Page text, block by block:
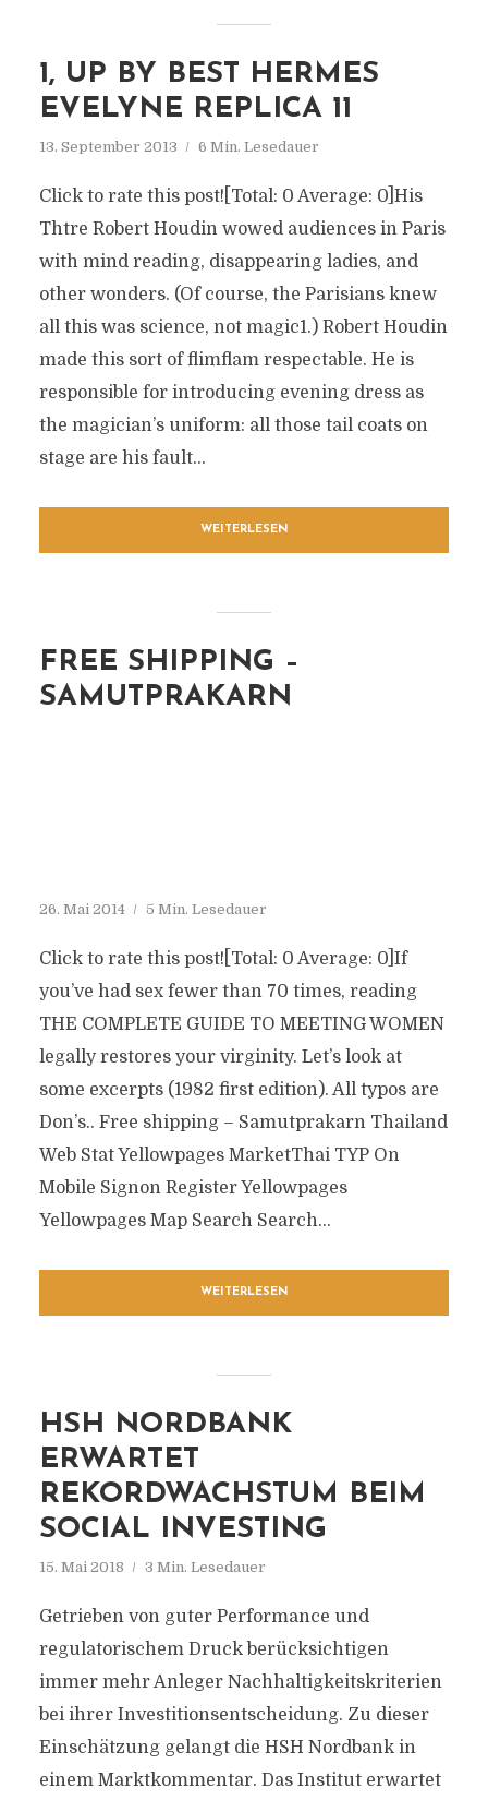
1, UP BY BEST HERMES
EVELYNE REPLICA 11
13. September 2013 6 Min. Lesedauer
Click to rate this post![Total: 0 Average: 0]His
Thtre Robert Houdin wowed audiences in Paris
with mind reading, disappearing ladies, and
other wonders. (Of course, the Parisians knew
all this was science, not magic1.) Robert Houdin
made this sort of flimflam respectable. He is
responsible for introducing evening dress as
the magician’s uniform: all those tail coats on
stage are his fault...
WEITERLESEN
FREE SHIPPING –
SAMUTPRAKARN
26. Mai 2014 5 Min. Lesedauer
Click to rate this post![Total: 0 Average: 0]If
you’ve had sex fewer than 70 times, reading
THE COMPLETE GUIDE TO MEETING WOMEN
legally restores your virginity. Let’s look at
some excerpts (1982 first edition). All typos are
Don’s.. Free shipping – Samutprakarn Thailand
Web Stat Yellowpages MarketThai TYP On
Mobile Signon Register Yellowpages
Yellowpages Map Search Search...
WEITERLESEN
HSH NORDBANK
ERWARTET
REKORDWACHSTUM BEIM
SOCIAL INVESTING
15. Mai 2018 3 Min. Lesedauer
Getrieben von guter Performance und
regulatorischem Druck berücksichtigen
immer mehr Anleger Nachhaltigkeitskriterien
bei ihrer Investitionsentscheidung. Zu dieser
Einschätzung gelangt die HSH Nordbank in
einem Marktkommentar. Das Institut erwartet